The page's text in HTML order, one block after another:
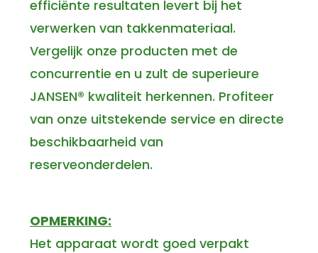
efficiënte resultaten levert bij het
verwerken van takkenmateriaal.
Vergelijk onze producten met de
concurrentie en u zult de superieure
JANSEN® kwaliteit herkennen. Profiteer
van onze uitstekende service en directe
beschikbaarheid van
reserveonderdelen.
OPMERKING:
Het apparaat wordt goed verpakt